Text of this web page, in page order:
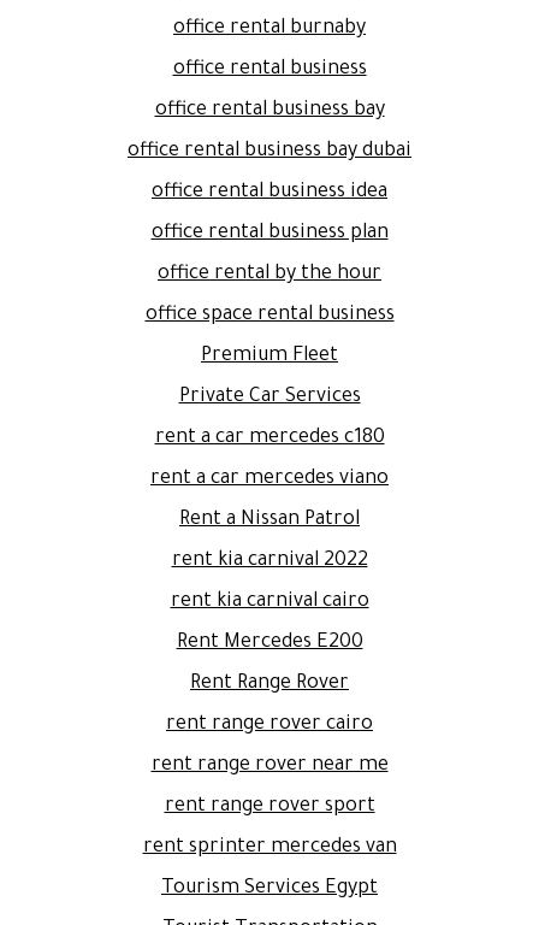
office rental burnaby
office rental business
office rental business bay
office rental business bay dubai
office rental business idea
office rental business plan
office rental by the hour
office space rental business
Premium Fleet
Private Car Services
rent a car mercedes c180
rent a car mercedes viano
Rent a Nissan Patrol
rent kia carnival 2022
rent kia carnival cairo
Rent Mercedes E200
Rent Range Rover
rent range rover cairo
rent range rover near me
rent range rover sport
rent sprinter mercedes van
Tourism Services Egypt